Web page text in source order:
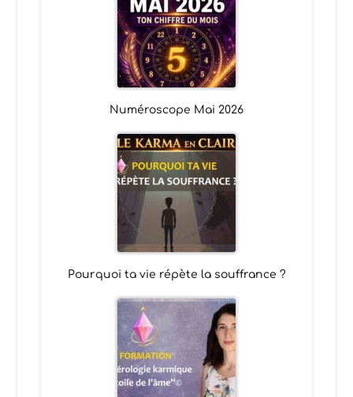
Numéroscope Mai 2026
Pourquoi ta vie répète la souffrance ?